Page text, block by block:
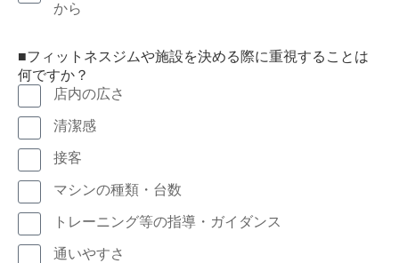
から
■フィットネスジムや施設を決める際に重視することは
何ですか？
店内の広さ
清潔感
接客
マシンの種類・台数
トレーニング等の指導・ガイダンス
通いやすさ